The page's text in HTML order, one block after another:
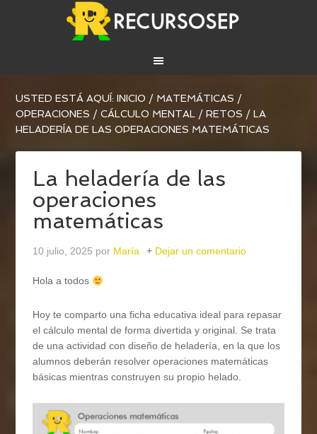
USTED ESTÁ AQUÍ:INICIO / MATEMÁTICAS /
OPERACIONES / CÁLCULO MENTAL / RETOS / LA
HELADERÍA DE LAS OPERACIONES MATEMÁTICAS
La heladería de las
operaciones
matemáticas
10 julio, 2025 por María Dejar un comentario
Hola a todos
Hoy te comparto una ficha educativa ideal para repasar
el cálculo mental de forma divertida y original. Se trata
de una actividad con diseño de heladería, en la que los
alumnos deberán resolver operaciones matemáticas
básicas mientras construyen su propio helado.